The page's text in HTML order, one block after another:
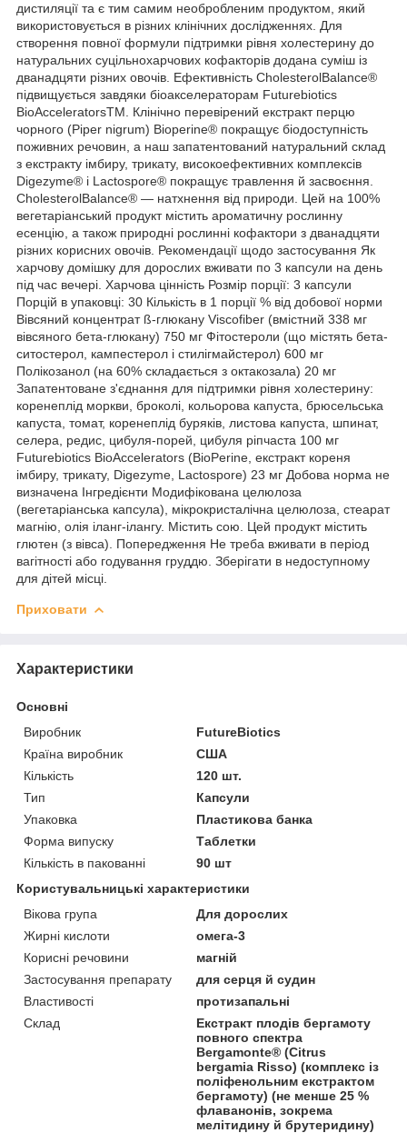
дистиляції та є тим самим необробленим продуктом, який
використовується в різних клінічних дослідженнях. Для
створення повної формули підтримки рівня холестерину до
натуральних суцільнохарчових кофакторів додана суміш із
дванадцяти різних овочів. Ефективність CholesterolBalance®
підвищується завдяки біоакселераторам Futurebiotics
BioAcceleratorsTM. Клінічно перевірений екстракт перцю
чорного (Piper nigrum) Bioperine® покращує біодоступність
поживних речовин, а наш запатентований натуральний склад
з екстракту імбиру, трикату, високоефективних комплексів
Digezyme® і Lactospore® покращує травлення й засвоєння.
CholesterolBalance® — натхнення від природи. Цей на 100%
вегетаріанський продукт містить ароматичну рослинну
есенцію, а також природні рослинні кофактори з дванадцяти
різних корисних овочів. Рекомендації щодо застосування Як
харчову домішку для дорослих вживати по 3 капсули на день
під час вечері. Харчова цінність Розмір порції: 3 капсули
Порцій в упаковці: 30 Кількість в 1 порції % від добової норми
Вівсяний концентрат ß-глюкану Viscofiber (вмістний 338 мг
вівсяного бета-глюкану) 750 мг Фітостероли (що містять бета-
ситостерол, кампестерол і стилігмайстерол) 600 мг
Полікозанол (на 60% складається з октакозала) 20 мг
Запатентоване з'єднання для підтримки рівня холестерину:
коренеплід моркви, броколі, кольорова капуста, брюсельська
капуста, томат, коренеплід буряків, листова капуста, шпинат,
селера, редис, цибуля-порей, цибуля ріпчаста 100 мг
Futurebiotics BioAccelerators (BioPerine, екстракт кореня
імбиру, трикату, Digezyme, Lactospore) 23 мг Добова норма не
визначена Інгредієнти Модифікована целюлоза
(вегетаріанська капсула), мікрокристалічна целюлоза, стеарат
магнію, олія іланг-ілангу. Містить сою. Цей продукт містить
глютен (з вівса). Попередження Не треба вживати в період
вагітності або годування груддю. Зберігати в недоступному
для дітей місці.
Приховати
Характеристики
Основні
Виробник
FutureBiotics
Країна виробник
США
Кількість
120 шт.
Тип
Капсули
Упаковка
Пластикова банка
Форма випуску
Таблетки
Кількість в пакованні
90 шт
Користувальницькі характеристики
Вікова група
Для дорослих
Жирні кислоти
омега-3
Корисні речовини
магній
Застосування препарату
для серця й судин
Властивості
протизапальні
Склад
Екстракт плодів бергамоту
повного спектра
Bergamonte® (Citrus
bergamia Risso) (комплекс із
поліфенольним екстрактом
бергамоту) (не менше 25 %
флаванонів, зокрема
мелітидину й брутеридину)